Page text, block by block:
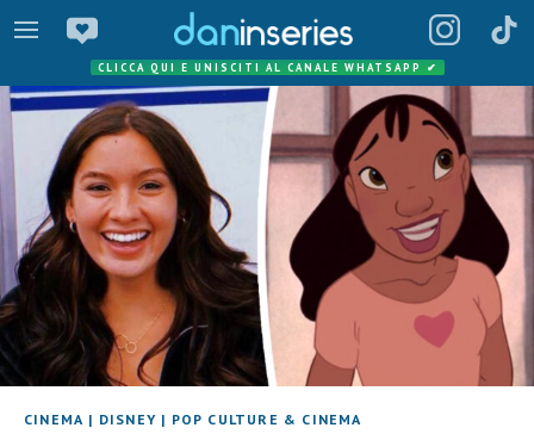
CLICCA QUI E UNISCITI AL CANALE WHATSAPP ✔
CINEMA | DISNEY | POP CULTURE & CINEMA